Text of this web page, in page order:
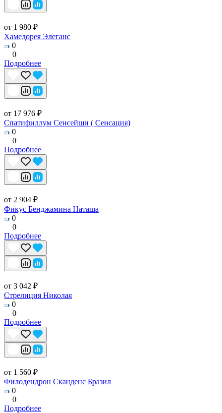
от 1 980 ₽
Хамедорея Элеганс
0
0
Подробнее
от 17 976 ₽
Спатифиллум Сенсейшн ( Сенсация)
0
0
Подробнее
от 2 904 ₽
Фикус Бенджамина Наташа
0
0
Подробнее
от 3 042 ₽
Стрелиция Николая
0
0
Подробнее
от 1 560 ₽
Филодендрон Сканденс Бразил
0
0
Подробнее